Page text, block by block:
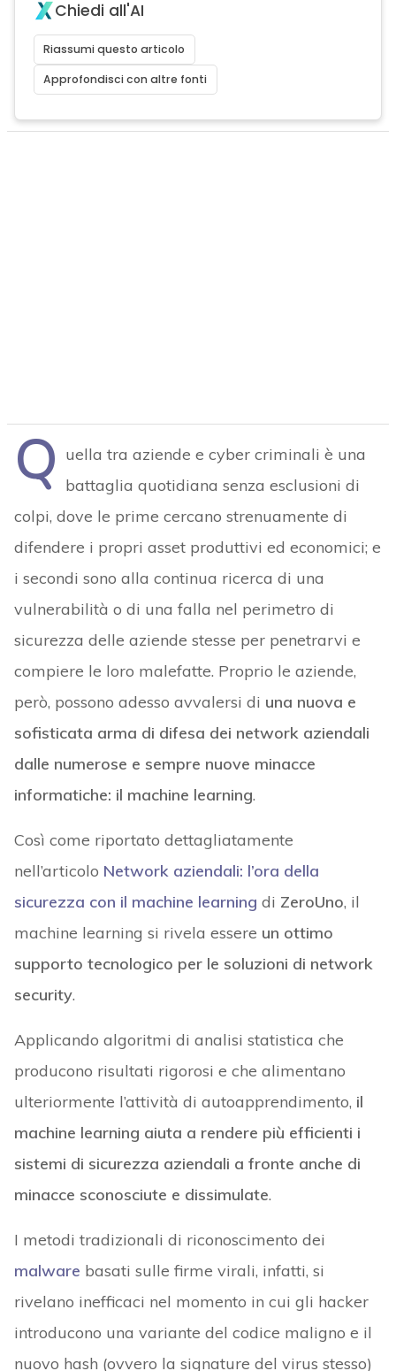
Chiedi all'AI
Riassumi questo articolo
Approfondisci con altre fonti
Q uella tra aziende e cyber criminali è una
battaglia quotidiana senza esclusioni di
colpi, dove le prime cercano strenuamente di
difendere i propri asset produttivi ed economici; e
i secondi sono alla continua ricerca di una
vulnerabilità o di una falla nel perimetro di
sicurezza delle aziende stesse per penetrarvi e
compiere le loro malefatte. Proprio le aziende,
però, possono adesso avvalersi di una nuova e
sofisticata arma di difesa dei network aziendali
dalle numerose e sempre nuove minacce
informatiche: il machine learning.
Così come riportato dettagliatamente
nell’articolo Network aziendali: l’ora della
sicurezza con il machine learning di ZeroUno, il
machine learning si rivela essere un ottimo
supporto tecnologico per le soluzioni di network
security.
Applicando algoritmi di analisi statistica che
producono risultati rigorosi e che alimentano
ulteriormente l’attività di autoapprendimento, il
machine learning aiuta a rendere più efficienti i
sistemi di sicurezza aziendali a fronte anche di
minacce sconosciute e dissimulate.
I metodi tradizionali di riconoscimento dei
malware basati sulle firme virali, infatti, si
rivelano inefficaci nel momento in cui gli hacker
introducono una variante del codice maligno e il
nuovo hash (ovvero la signature del virus stesso)